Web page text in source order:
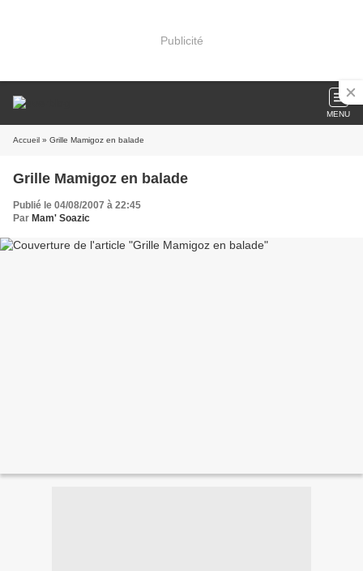
Publicité
MENU
Accueil » Grille Mamigoz en balade
Grille Mamigoz en balade
Publié le 04/08/2007 à 22:45
Par Mam' Soazic